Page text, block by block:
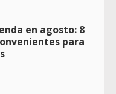
en agosto: 8
para